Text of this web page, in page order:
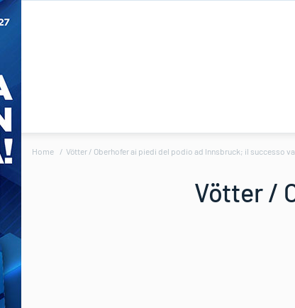
Home Vötter / Oberhofer ai piedi del podio ad Innsbruck; il successo
Vötter /